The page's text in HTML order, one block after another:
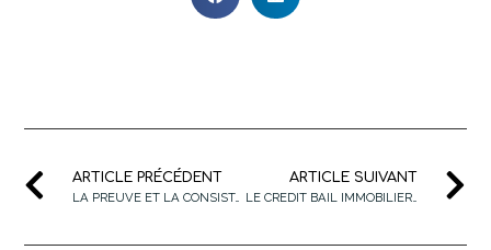
ARTICLE PRÉCÉDENT
LA PREUVE ET LA CONSISTANCE DE L’ANIMATION
ARTICLE SUIVANT
LE CREDIT BAIL IMMOBILIER: UN MODE DE FINANCEMENT QUI PEUT ETRE RATTRAPE PAR LA FISCALITE